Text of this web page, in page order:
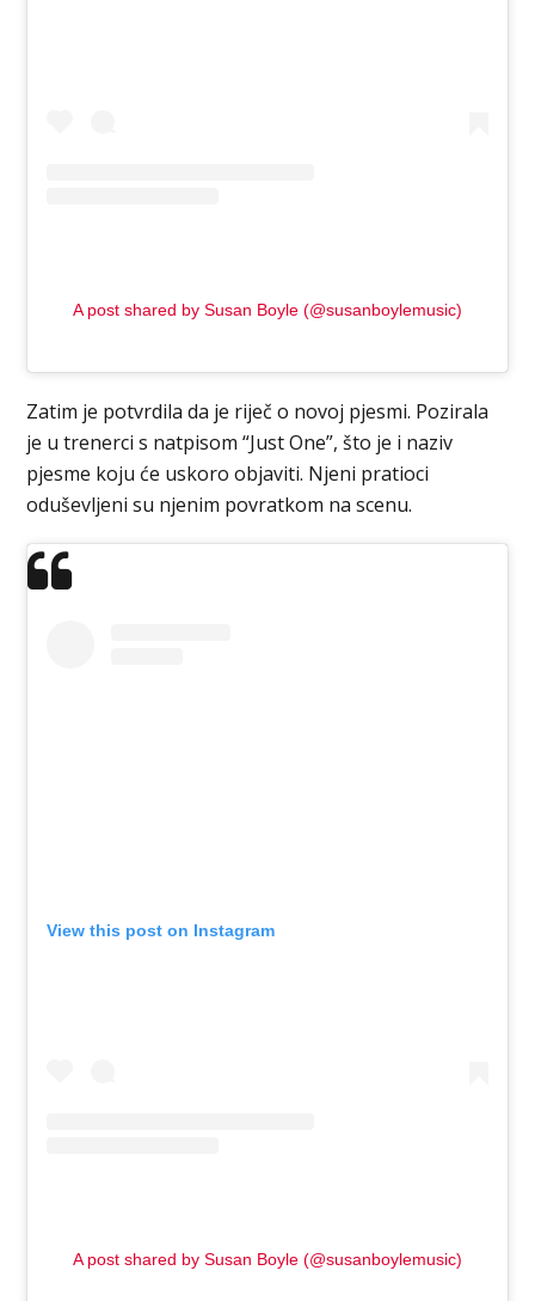
A post shared by Susan Boyle (@susanboylemusic)
Zatim je potvrdila da je riječ o novoj pjesmi. Pozirala
je u trenerci s natpisom “Just One”, što je i naziv
pjesme koju će uskoro objaviti. Njeni pratioci
oduševljeni su njenim povratkom na scenu.
View this post on Instagram
A post shared by Susan Boyle (@susanboylemusic)